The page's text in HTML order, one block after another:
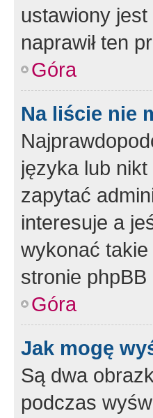
ustawiony
naprawił ten
Góra
Na liście nie
języka lub nikt
zapytać
interesuje a
wykonać takie
stronie
Góra
Jak mogę
Są dwa
podczas